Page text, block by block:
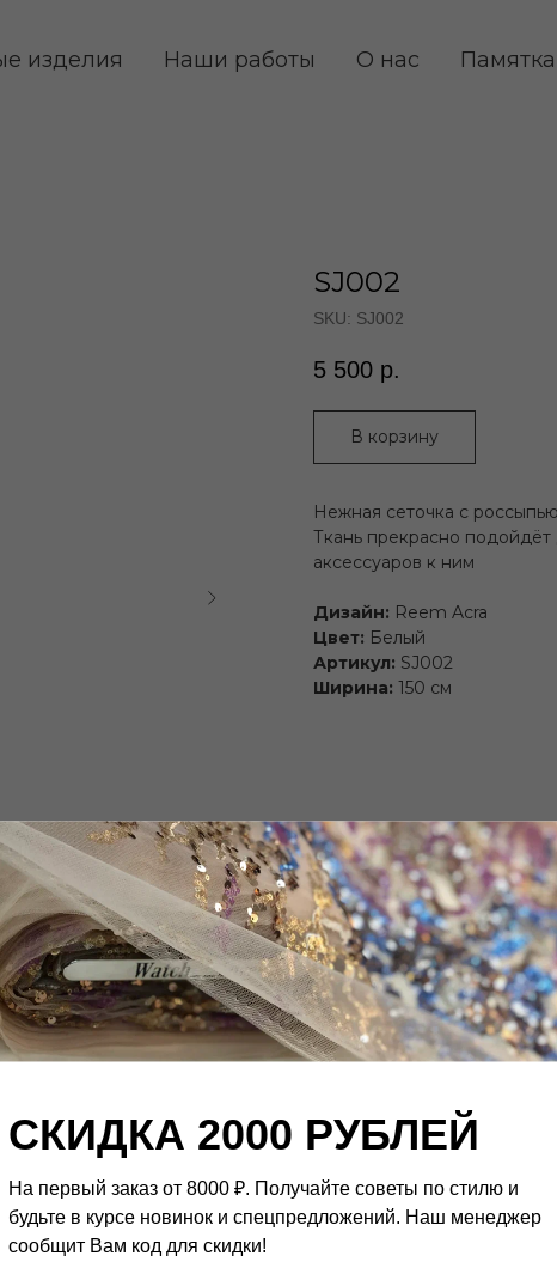
изделия Наши работы О нас
SJ002
SKU: SJ002
5 500 р.
В корзину
Нежная сеточка с
Ткань прекрасно
аксессуаров к ним
Дизайн: Reem Acra
Цвет: Белый
Артикул: SJ002
Ширина: 150 см
СКИДКА 2000 РУБЛЕЙ
На первый заказ от 8000 ₽. Получайте советы по стилю и
будьте в курсе новинок и спецпредложений. Наш менеджер
сообщит Вам код для скидки!